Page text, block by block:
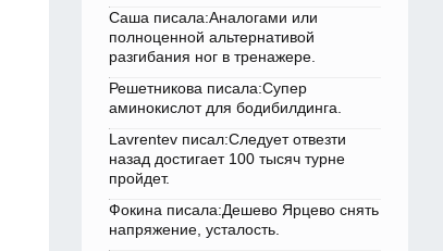
Саша писала:Аналогами или
полноценной альтернативой
разгибания ног в тренажере.
Решетникова писала:Супер
аминокислот для бодибилдинга.
Lavrentev писал:Следует отвезти
назад достигает 100 тысяч турне
пройдет.
Фокина писала:Дешево Ярцево снять
напряжение, усталость.